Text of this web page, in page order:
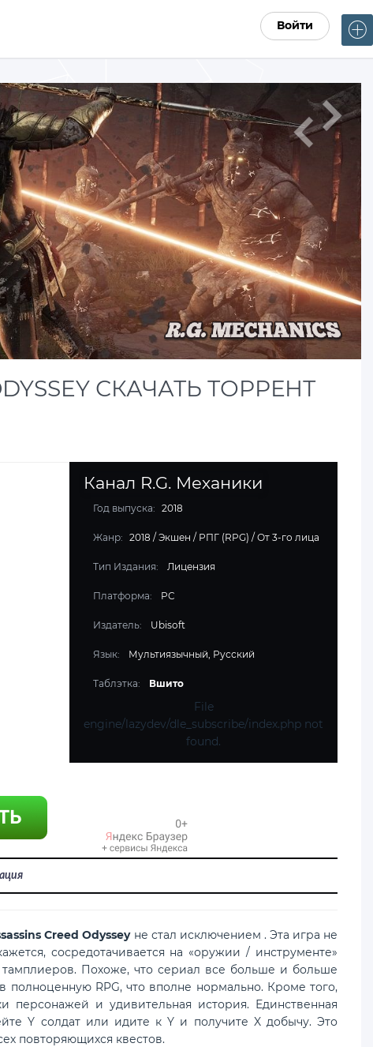
Войти
СКАЧАТЬ ТОРРЕНТ
Канал R.G. Механики
Год выпуска: 2018
Жанр: 2018 /Экшен / РПГ (RPG) /От 3-го лица
Тип Издания: Лицензия
Платформа: PC
Издатель: Ubisoft
Язык: Мультиязычный, Русский
Таблэтка: Вшито
File
engine/lazydev/dle_subscribe/index.php not
found.
Creed Odysseyне стал исключением . Эта игра не
сосредотачивается на «оружии / инструменте»
Похоже, что сериал все больше и больше
RPG, что вполне нормально. Кроме того,
персонажей и удивительная история. Единственная
Y солдат или идите к Y и получите X добычу. Это
повторяющихся квестов.